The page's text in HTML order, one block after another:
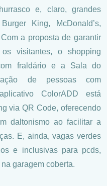
e, claro, grandes
King, McDonald’s,
a proposta de garantir
visitantes, o shopping
fraldário e a Sala do
de pessoas com
ColorADD está
via QR Code, oferecendo
daltonismo ao facilitar a
E, ainda, vagas verdes
e inclusivas para pcds,
garagem coberta.